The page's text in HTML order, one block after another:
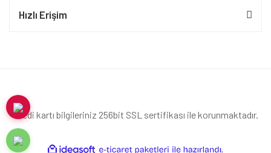
Hızlı Erişim
Kredi kartı bilgileriniz 256bit SSL sertifikası ile korunmaktadır.
ideasoft e-